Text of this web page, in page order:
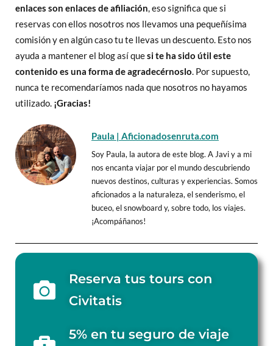
enlaces son enlaces de afiliación, eso significa que si
reservas con ellos nosotros nos llevamos una pequeñísima
comisión y en algún caso tu te llevas un descuento. Esto nos
ayuda a mantener el blog así quesi te ha sido útil este
contenido es una forma de agradecérnoslo. Por supuesto,
nunca te recomendaríamos nada que nosotros no hayamos
utilizado. ¡Gracias!
Paula | Aficionadosenruta.com
Soy Paula, la autora de este blog. A Javi y a mi
nos encanta viajar por el mundo descubriendo
nuevos destinos, culturas y experiencias. Somos
aficionados a la naturaleza, el senderismo, el
buceo, el snowboard y, sobre todo, los viajes.
¡Acompáñanos!
Reserva tus tours con
Civitatis
5% en tu seguro de viaje